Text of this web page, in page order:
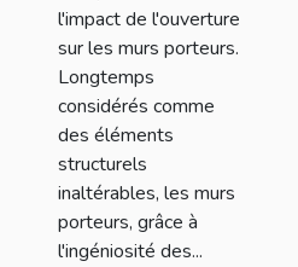
l'impact de l'ouverture
sur les murs porteurs.
Longtemps
considérés comme
des éléments
structurels
inaltérables, les murs
porteurs, grâce à
l'ingéniosité des...